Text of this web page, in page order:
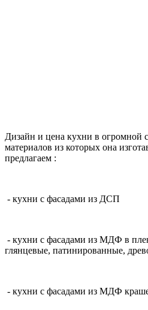
Дизайн и цена кухни в огромной
материалов из которых она
предлагаем :
- кухни с фасадами из ДСП
- кухни с фасадами из МДФ в
глянцевые, патинированные,
- кухни с фасадами из МДФ